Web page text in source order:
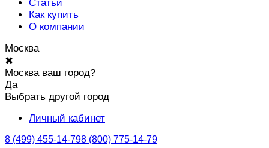
Статьи
Как купить
О компании
Москва
✖
Москва ваш город?
Да
Выбрать другой город
Личный кабинет
8 (499) 455-14-798 (800) 775-14-79